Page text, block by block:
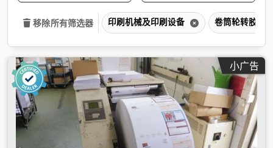
移除所有筛选器 印刷机械及印刷设备 卷筒轮转胶印
小广告